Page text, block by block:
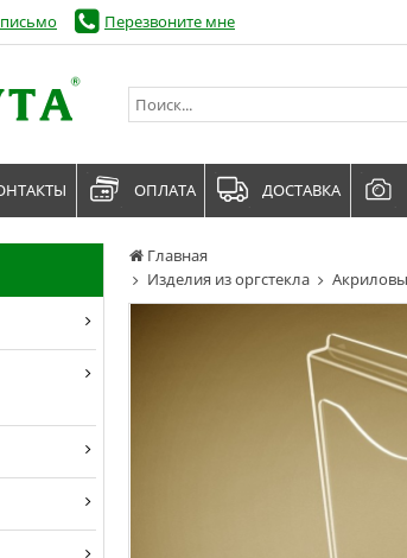
Главная
Изделия из оргстекла
Перезвоните мне
ОПЛАТА ДОСТАВКА